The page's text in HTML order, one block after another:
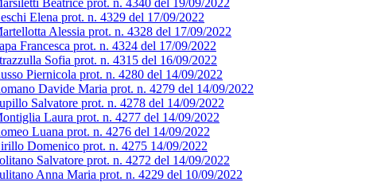
Beatrice prot. n. 4340 del 19/09/2022
Elena prot. n. 4329 del 17/09/2022
Alessia prot. n. 4328 del 17/09/2022
Francesca prot. n. 4324 del 17/09/2022
Sofia prot. n. 4315 del 16/09/2022
Piernicola prot. n. 4280 del 14/09/2022
Davide Maria prot. n. 4279 del 14/09/2022
Salvatore prot. n. 4278 del 14/09/2022
Laura prot. n. 4277 del 14/09/2022
Luana prot. n. 4276 del 14/09/2022
Domenico prot. n. 4275 14/09/2022
Salvatore prot. n. 4272 del 14/09/2022
Anna Maria prot. n. 4229 del 10/09/2022